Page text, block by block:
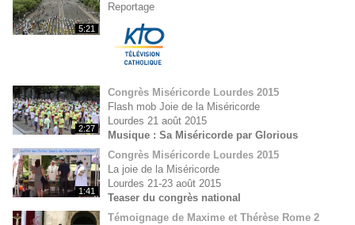
5:21
Reportage
2:27
Congrès Miséricorde Lourdes 2015
Flash mob Joie de la Miséricorde
Lourdes 21 août 2015
Musique : Sa Miséricorde par Glorious
1:41
Congrès Miséricorde Lourdes 2015
La joie de la Miséricorde
Lourdes 21-23 août 2015
Teaser du congrès national
Témoignage de Maxime et Thérèse Rome 2